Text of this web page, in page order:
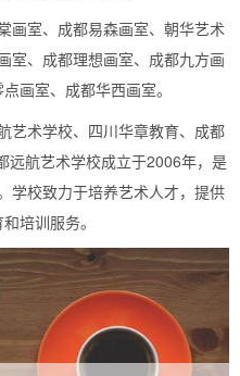
画室、成都易森画室、朝华艺术
室、成都理想画室、成都九方画
画室、成都华西画室。
艺术学校、四川华章教育、成都
远航艺术学校成立于2006年，是
学校致力于培养艺术人才，提供
培训服务。